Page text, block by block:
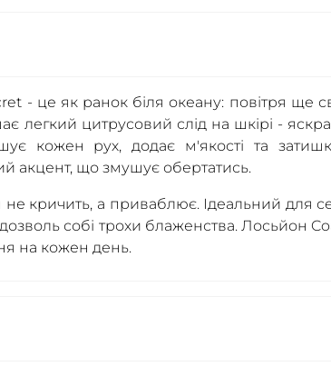
- це як ранок біля океану: повітря ще
легкий цитрусовий слід на шкірі -
кожен рух, додає м'якості та
акцент, що змушує обертатись.
не кричить, а приваблює. Ідеальний для
собі трохи блаженства. Лосьйон
на кожен день.